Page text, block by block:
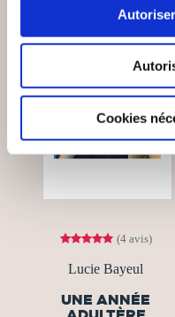
Cookies
(4 avis)
Lucie Bayeul
UNE ANNÉE